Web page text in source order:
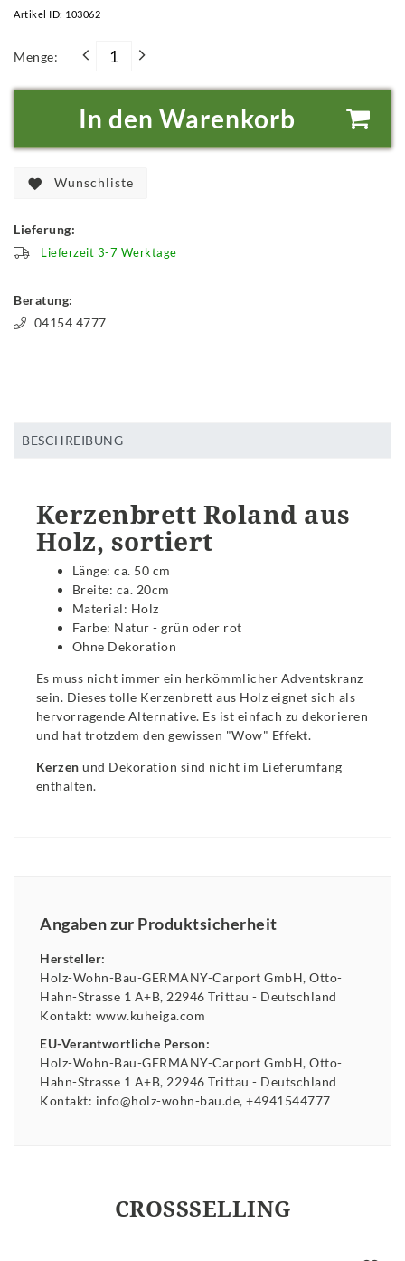
Artikel ID: 103062
Menge:
In den Warenkorb
Wunschliste
Lieferung:
Lieferzeit 3-7 Werktage
Beratung:
04154 4777
BESCHREIBUNG
Kerzenbrett Roland aus
Holz, sortiert
Länge: ca. 50 cm
Breite: ca. 20cm
Material: Holz
Farbe: Natur - grün oder rot
Ohne Dekoration
Es muss nicht immer ein herkömmlicher Adventskranz
sein. Dieses tolle Kerzenbrett aus Holz eignet sich als
hervorragende Alternative. Es ist einfach zu dekorieren
und hat trotzdem den gewissen "Wow" Effekt.
Kerzen und Dekoration sind nicht im Lieferumfang
enthalten.
Angaben zur Produktsicherheit
Hersteller:
Holz-Wohn-Bau-GERMANY-Carport GmbH Otto-
Hahn-Strasse 1 A+B 22946 Trittau
Deutschland
Kontakt: www.kuheiga.com
EU-Verantwortliche Person:
Holz-Wohn-Bau-GERMANY-Carport GmbH Otto-
Hahn-Strasse 1 A+B 22946 Trittau
Deutschland
Kontakt: info@holz-wohn-bau.de +4941544777
CROSSSELLING